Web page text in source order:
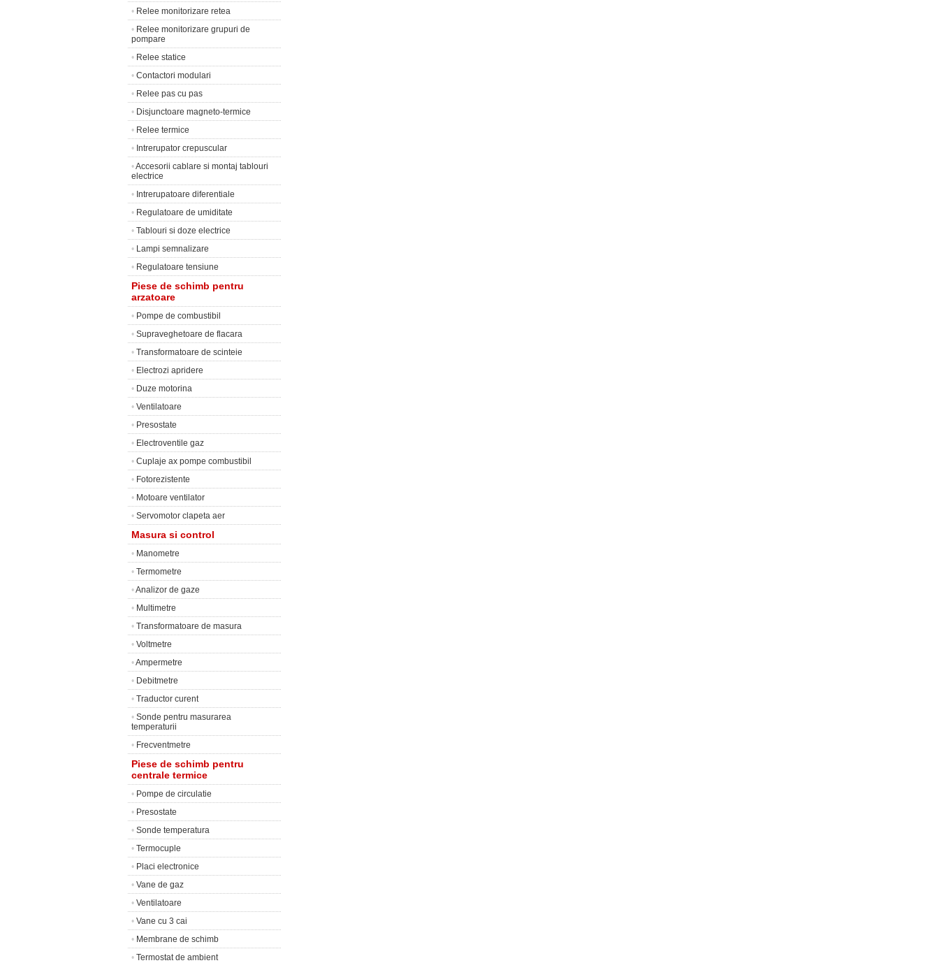
• Relee monitorizare retea
• Relee monitorizare grupuri de
pompare
• Relee statice
• Contactori modulari
• Relee pas cu pas
• Disjunctoare magneto-termice
• Relee termice
• Intrerupator crepuscular
•Accesorii cablare si montaj tablouri
electrice
• Intrerupatoare diferentiale
• Regulatoare de umiditate
• Tablouri si doze electrice
• Lampi semnalizare
• Regulatoare tensiune
Piese de schimb pentru
arzatoare
• Pompe de combustibil
• Supraveghetoare de flacara
• Transformatoare de scinteie
• Electrozi apridere
• Duze motorina
• Ventilatoare
• Presostate
• Electroventile gaz
• Cuplaje ax pompe combustibil
• Fotorezistente
• Motoare ventilator
• Servomotor clapeta aer
Masura si control
• Manometre
• Termometre
•Analizor de gaze
• Multimetre
• Transformatoare de masura
• Voltmetre
•Ampermetre
• Debitmetre
• Traductor curent
• Sonde pentru masurarea
temperaturii
• Frecventmetre
Piese de schimb pentru
centrale termice
• Pompe de circulatie
• Presostate
• Sonde temperatura
• Termocuple
• Placi electronice
• Vane de gaz
• Ventilatoare
• Vane cu 3 cai
• Membrane de schimb
• Termostat de ambient